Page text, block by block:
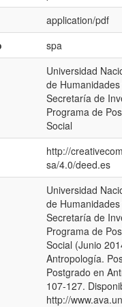
application/pdf
spa
Universidad
de
Secretaría de
Programa de
Social
http://
sa/4.0/deed.es
Universidad
de
Secretaría de
Programa de
Social (Junio
Antropología.
Postgrado en
107-127.
http://